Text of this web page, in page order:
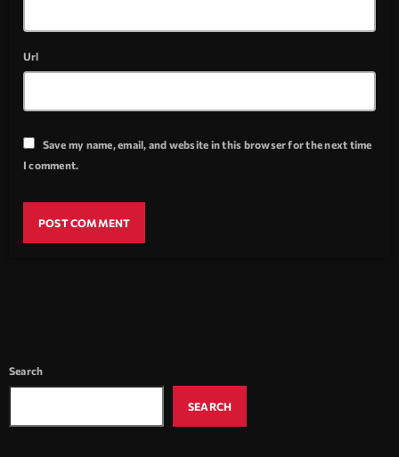
Url
Save my name, email, and website in this browser for the next time
I comment.
Search
SEARCH